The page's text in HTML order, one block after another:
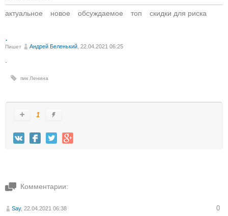
актуальное новое обсуждаемое топ скидки для риска
.
Пишет Андрей Беленький , 22.04.2021 06:25
.
пик Ленина
1
Комментарии:
Say, 22.04.2021 06:38 0